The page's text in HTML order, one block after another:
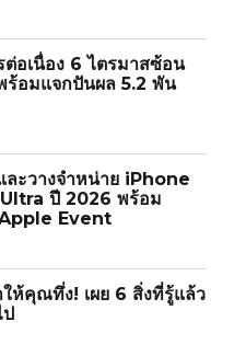
อเนื่อง 6 ไตรมาสซ้อน
ร้อมแจกปันผล 5.2 พัน
ะวางจำหน่าย iPhone
ปี 2026 พร้อม
Apple Event
ห้คุณทึ่ง! เผย 6 สิ่งที่รู้แล้ว
ป